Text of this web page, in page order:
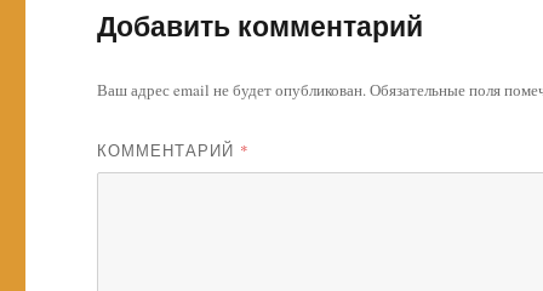
Добавить комментарий
Ваш адрес email не будет опубликован.Обязательные поля
КОММЕНТАРИЙ *